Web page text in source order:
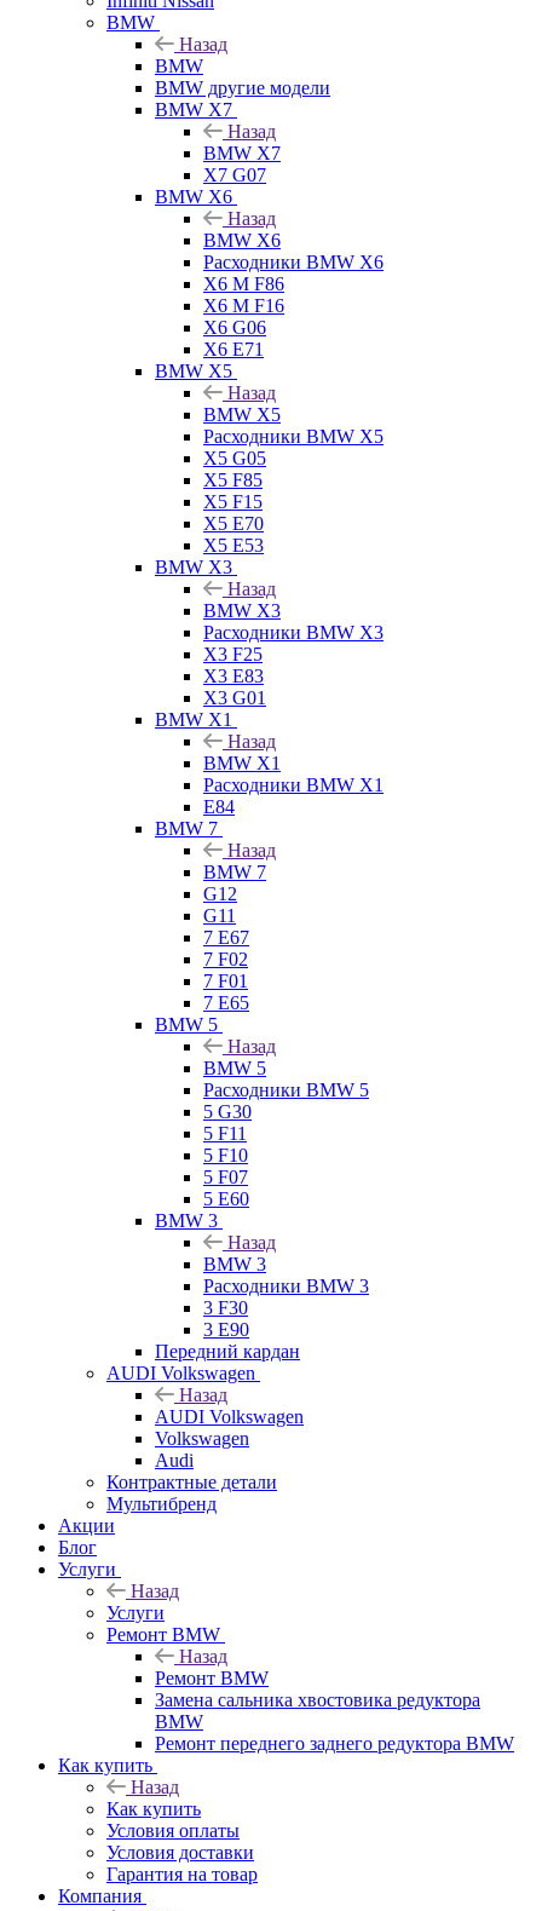
BMW
Назад
BMW
BMW другие модели
BMW X7
Назад
BMW X7
X7 G07
BMW X6
Назад
BMW X6
Расходники BMW X6
X6 M F86
X6 M F16
X6 G06
X6 E71
BMW X5
Назад
BMW X5
Расходники BMW X5
X5 G05
X5 F85
X5 F15
X5 E70
X5 E53
BMW X3
Назад
BMW X3
Расходники BMW X3
X3 F25
X3 E83
X3 G01
BMW X1
Назад
BMW X1
Расходники BMW X1
E84
BMW 7
Назад
BMW 7
G12
G11
7 Е67
7 F02
7 F01
7 E65
BMW 5
Назад
BMW 5
Расходники BMW 5
5 G30
5 F11
5 F10
5 F07
5 E60
BMW 3
Назад
BMW 3
Расходники BMW 3
3 F30
3 E90
Передний кардан
AUDI Volkswagen
Назад
AUDI Volkswagen
Volkswagen
Audi
Контрактные детали
Мультибренд
Акции
Блог
Услуги
Назад
Услуги
Ремонт BMW
Назад
Ремонт BMW
Замена сальника хвостовика редуктора
BMW
Ремонт переднего заднего редуктора BMW
Как купить
Назад
Как купить
Условия оплаты
Условия доставки
Гарантия на товар
Компания